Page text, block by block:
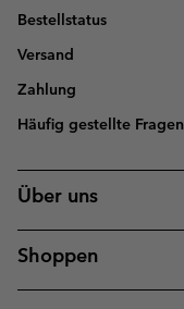
Bestellstatus
Versand
Zahlung
Häufig gestellte Fragen
Über uns
Shoppen